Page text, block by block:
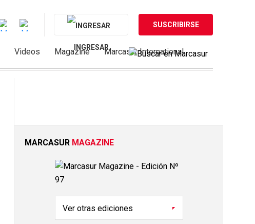
INGRESAR
SUSCRIBIRSE
Videos Magazine Marcasur International
MARCASUR MAGAZINE